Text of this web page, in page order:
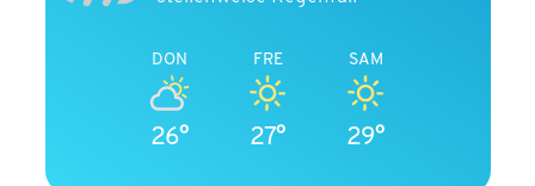
DON
26°
FRE
27°
SAM
29°